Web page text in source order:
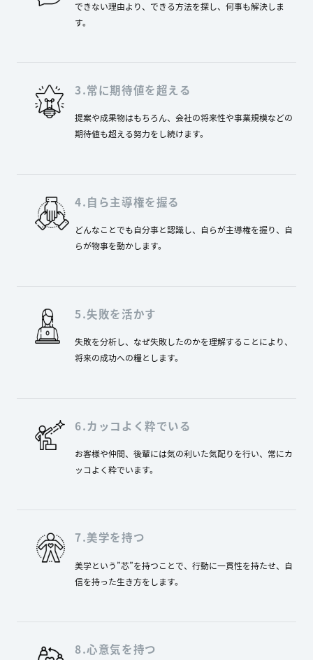
できない理由より、できる方法を探し、何事も解決しま
す。
3.常に期待値を超える
提案や成果物はもちろん、会社の将来性や事業規模などの
期待値も超える努力をし続けます。
4.自ら主導権を握る
どんなことでも自分事と認識し、自らが主導権を握り、自
らが物事を動かします。
5.失敗を活かす
失敗を分析し、なぜ失敗したのかを理解することにより、
将来の成功への糧とします。
6.カッコよく粋でいる
お客様や仲間、後輩には気の利いた気配りを行い、常にカ
ッコよく粋でいます。
7.美学を持つ
美学という”芯”を持つことで、行動に一貫性を持たせ、自
信を持った生き方をします。
8.心意気を持つ